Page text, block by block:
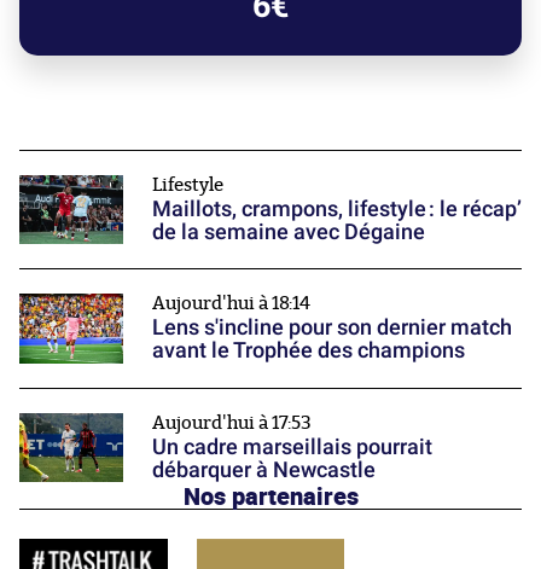
Lifestyle
Maillots, crampons, lifestyle : le récap’
de la semaine avec Dégaine
Aujourd'hui à 18:14
Lens s'incline pour son dernier match
avant le Trophée des champions
Aujourd'hui à 17:53
Un cadre marseillais pourrait
débarquer à Newcastle
Nos partenaires